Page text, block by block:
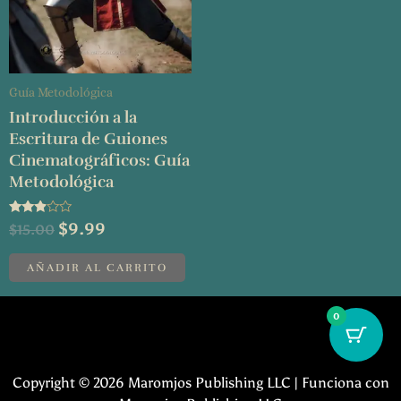
Guía Metodológica
Introducción a la
Escritura de Guiones
Cinematográficos: Guía
Metodológica
Valorado
con
de 5
$15.00 $9.99
AÑADIR AL CARRITO
Copyright © 2026 Maromjos Publishing LLC | Funciona con
0